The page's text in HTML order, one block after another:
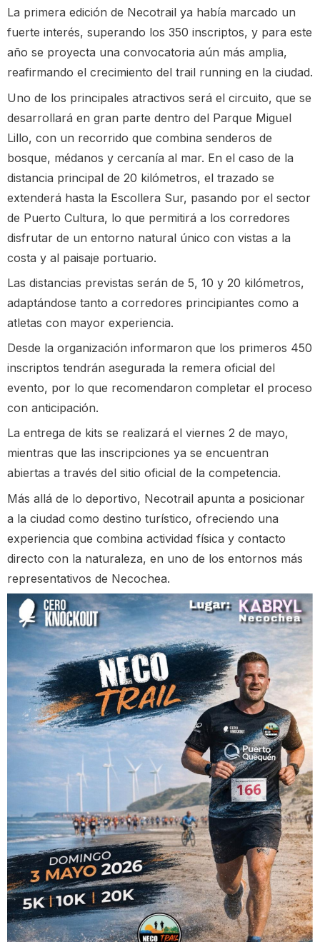
La primera edición de Necotrail ya había marcado un
fuerte interés, superando los 350 inscriptos, y para este
año se proyecta una convocatoria aún más amplia,
reafirmando el crecimiento del trail running en la ciudad.
Uno de los principales atractivos será el circuito, que se
desarrollará en gran parte dentro del Parque Miguel
Lillo, con un recorrido que combina senderos de
bosque, médanos y cercanía al mar. En el caso de la
distancia principal de 20 kilómetros, el trazado se
extenderá hasta la Escollera Sur, pasando por el sector
de Puerto Cultura, lo que permitirá a los corredores
disfrutar de un entorno natural único con vistas a la
costa y al paisaje portuario.
Las distancias previstas serán de 5, 10 y 20 kilómetros,
adaptándose tanto a corredores principiantes como a
atletas con mayor experiencia.
Desde la organización informaron que los primeros 450
inscriptos tendrán asegurada la remera oficial del
evento, por lo que recomendaron completar el proceso
con anticipación.
La entrega de kits se realizará el viernes 2 de mayo,
mientras que las inscripciones ya se encuentran
abiertas a través del sitio oficial de la competencia.
Más allá de lo deportivo, Necotrail apunta a posicionar
a la ciudad como destino turístico, ofreciendo una
experiencia que combina actividad física y contacto
directo con la naturaleza, en uno de los entornos más
representativos de Necochea.